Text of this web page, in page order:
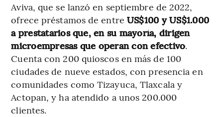
Aviva, que se lanzó en septiembre de 2022,
ofrece préstamos de entre US$100 y US$1.000
a prestatarios que, en su mayoría, dirigen
microempresas que operan con efectivo.
Cuenta con 200 quioscos en más de 100
ciudades de nueve estados, con presencia en
comunidades como Tizayuca, Tlaxcala y
Actopan, y ha atendido a unos 200.000
clientes.